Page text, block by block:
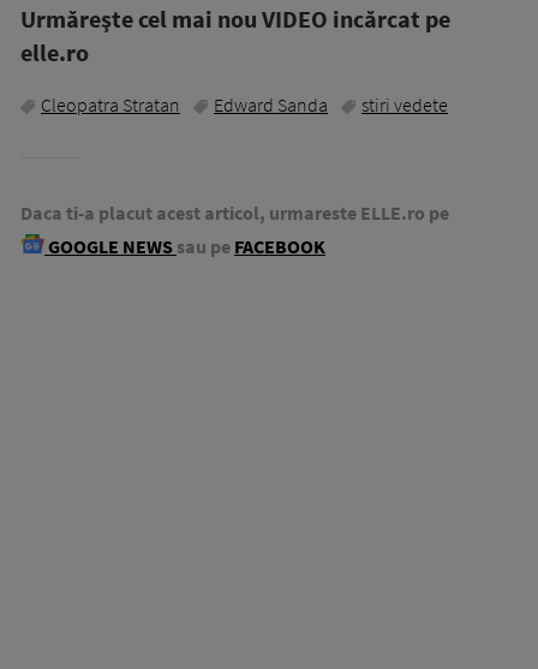
Urmăreşte cel mai nou VIDEO incărcat pe
elle.ro
Cleopatra Stratan Edward Sanda stiri vedete
Daca ti-a placut acest articol, urmareste ELLE.ro pe
GOOGLE NEWS sau pe FACEBOOK